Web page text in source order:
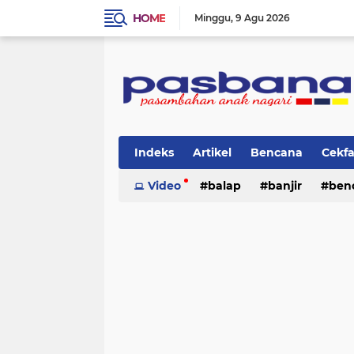
HOME Minggu 9 Agu 2026
Indeks Artikel Bencana
Musik Olahraga Pariwisata
Video balap banjir